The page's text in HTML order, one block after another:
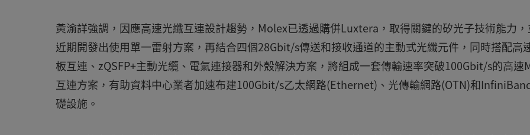
黃渝詳強調，因應高速光纖互連設計趨勢，Molex已透過購併Luxtera，取得關鍵的矽光子技術能力
近期開發出使用單一雷射方案，再結合四個28Gbit/s傳送和接收通道的主動式光纖元件，同時搭配高
板互連、zQSFP+主動光纜、電氣連接器和外殼解決方案，將組成一套傳輸速率突破100Gbit/s的高速
互連方案，有助資料中心業者加速布建100Gbit/s乙太網路(Ethernet)、光傳輸網路(OTN)和
礎設施。